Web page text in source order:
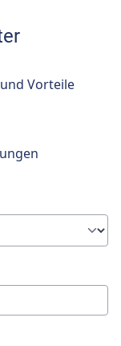
Vorteile